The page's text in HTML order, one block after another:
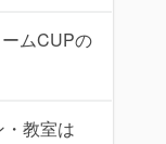
ムCUPの
教室は